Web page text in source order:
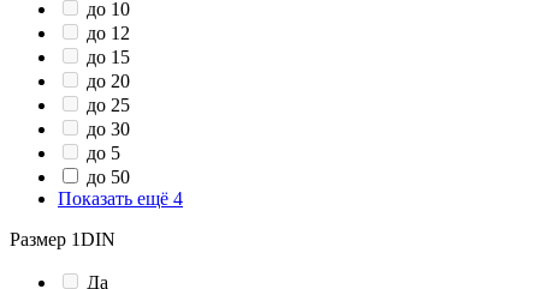
до 10
до 12
до 15
до 20
до 25
до 30
до 5
до 50
Показать ещё 4
Размер 1DIN
Да